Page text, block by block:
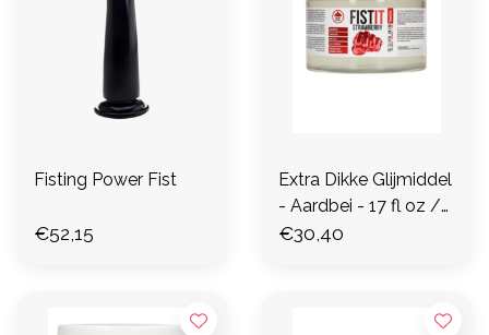
Fisting Power Fist
€52,15
Extra Dikke Glijmiddel
- Aardbei - 17 fl oz /
500 ml
€30,40